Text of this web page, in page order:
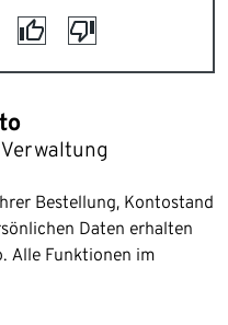
Bestellung, Kontostand
Daten erhalten
Alle Funktionen im